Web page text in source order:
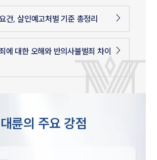
건, 살인예고처벌 기준 총정리
에 대한 오해와 반의사불벌죄 차이
대륜의 주요 강점